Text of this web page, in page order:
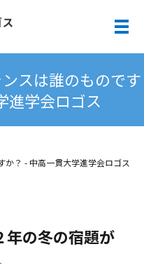
メ
スは誰のものです
進学会ロゴス
？ - 中高一貫大学進学会ロゴス
年の冬の宿題が